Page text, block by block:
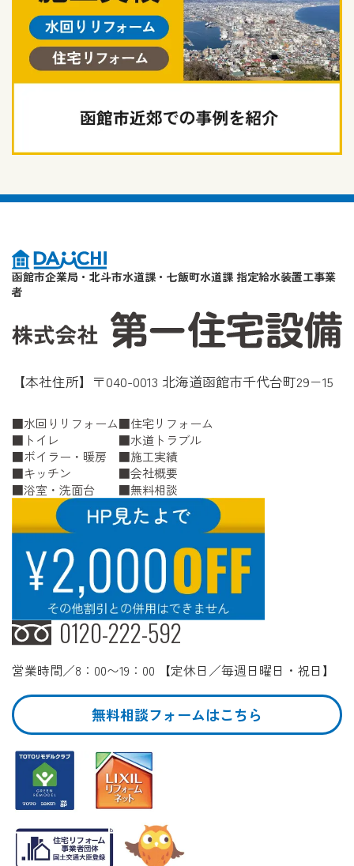
函館市企業局・北斗市水道課・七飯町水道課 指定給水装置工事業
者
【本社住所】〒040-0013 北海道函館市千代台町29−15
水回りリフォーム
トイレ
ボイラー・暖房
キッチン
浴室・洗面台
住宅リフォーム
水道トラブル
施工実績
会社概要
無料相談
0120-222-592
営業時間／8：00〜19：00 【定休日／毎週日曜日・祝日】
無料相談フォームはこちら